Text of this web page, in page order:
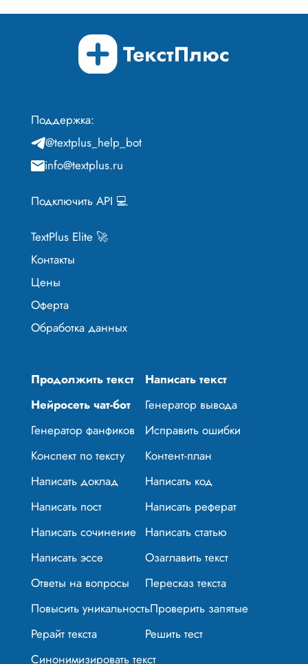
Поддержка:
@textplus_help_bot
info@textplus.ru
Подключить API 💻
TextPlus Elite 🚀
Контакты
Цены
Оферта
Обработка данных
Продолжить текст
Написать текст
Нейросеть чат-бот
Генератор вывода
Генератор фанфиков
Исправить ошибки
Конспект по тексту
Контент-план
Написать доклад
Написать код
Написать пост
Написать реферат
Написать сочинение Написать статью
Написать эссе
Озаглавить текст
Ответы на вопросы
Пересказ текста
Повысить уникальностьПроверить запятые
Рерайт текста
Решить тест
Синонимизировать текст